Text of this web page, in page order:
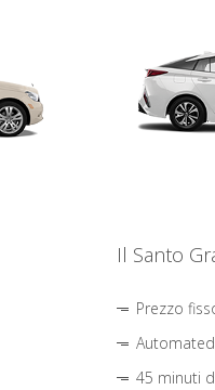
Il Santo
Prezzo
45 minuti